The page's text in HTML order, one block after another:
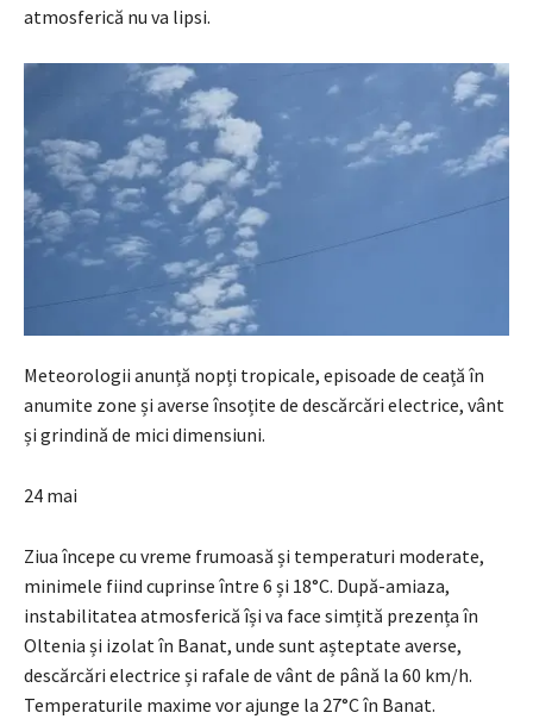
atmosferică nu va lipsi.
Meteorologii anunță nopți tropicale, episoade de ceață în
anumite zone și averse însoțite de descărcări electrice, vânt
și grindină de mici dimensiuni.
24 mai
Ziua începe cu vreme frumoasă și temperaturi moderate,
minimele fiind cuprinse între 6 și 18°C. După-amiaza,
instabilitatea atmosferică își va face simțită prezența în
Oltenia și izolat în Banat, unde sunt așteptate averse,
descărcări electrice și rafale de vânt de până la 60 km/h.
Temperaturile maxime vor ajunge la 27°C în Banat.